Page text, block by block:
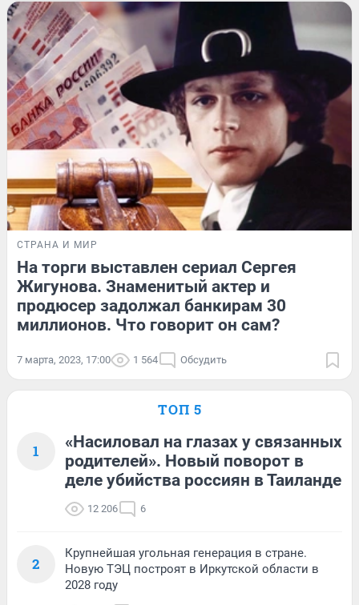
СТРАНА И МИР
На торги выставлен сериал Сергея
Жигунова. Знаменитый актер и
продюсер задолжал банкирам 30
миллионов. Что говорит он сам?
7 марта, 2023, 17:00 1 564 Обсудить
ТОП 5
1
«Насиловал на глазах у связанных
родителей». Новый поворот в
деле убийства россиян в Таиланде
12 206 6
2
Крупнейшая угольная генерация в стране.
Новую ТЭЦ построят в Иркутской области в
2028 году